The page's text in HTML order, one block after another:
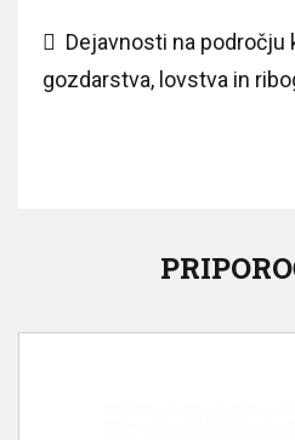
 Dejavnosti na področju
gozdarstva, lovstva in